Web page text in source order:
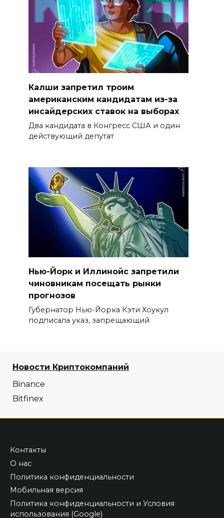
Калши запретил троим
американским кандидатам из-за
инсайдерских ставок на выборах
Два кандидата в Конгресс США и один
действующий депутат
Нью-Йорк и Иллинойс запретили
чиновникам посещать рынки
прогнозов
Губернатор Нью-Йорка Кэти Хоукул
подписала указ, запрещающий
Новости Криптокомпаний
Binance
Bitfinex
Контакты
О нас
Политика конфиденциальности
Мобильная версия
Политика конфиденциальности и Условия
использования (Google)